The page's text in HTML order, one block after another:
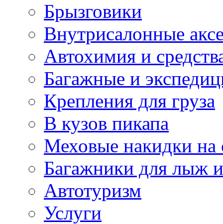
Брызговики
Внутрисалонные
Автохимия и
Багажные и
Крепления для груза
В кузов пикапа
Меховые накидки на
Багажники для лыж
Автотуризм
Услуги